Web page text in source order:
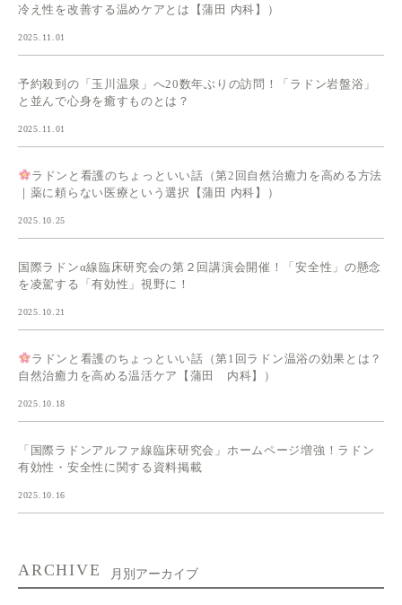
冷え性を改善する温めケアとは【蒲田 内科】）
2025.11.01
予約殺到の「玉川温泉」へ20数年ぶりの訪問！「ラドン岩盤浴」
と並んで心身を癒すものとは？
2025.11.01
ラドンと看護のちょっといい話（第2回自然治癒力を高める方法
｜薬に頼らない医療という選択【蒲田 内科】）
2025.10.25
国際ラドンα線臨床研究会の第２回講演会開催！「安全性」の懸念
を凌駕する「有効性」視野に！
2025.10.21
ラドンと看護のちょっといい話（第1回ラドン温浴の効果とは？
自然治癒力を高める温活ケア【蒲田 内科】）
2025.10.18
「国際ラドンアルファ線臨床研究会」ホームページ増強！ラドン
有効性・安全性に関する資料掲載
2025.10.16
ARCHIVE 月別アーカイブ